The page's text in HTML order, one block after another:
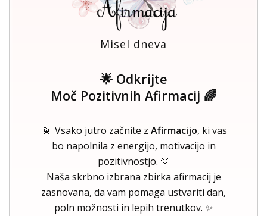
Misel dneva
🌟 Odkrijte
Moč Pozitivnih Afirmacij 🌈
💫 Vsako jutro začnite z Afirmacijo, ki vas
bo napolnila z energijo, motivacijo in
pozitivnostjo. 🌞
Naša skrbno izbrana zbirka afirmacij je
zasnovana, da vam pomaga ustvariti dan,
poln možnosti in lepih trenutkov. ✨